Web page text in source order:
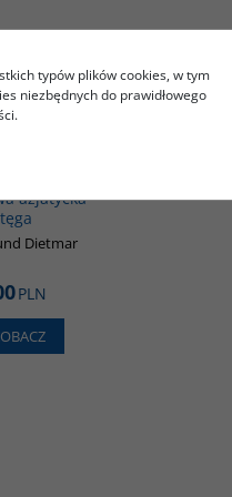
azjatycka
Dietmar
PLN
typów plików cookies, w tym
niezbędnych do prawidłowego